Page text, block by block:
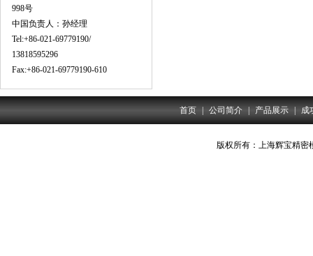
998号
中国负责人：孙经理
Tel:+86-021-69779190/
13818595296
Fax:+86-021-69779190-610
首页 公司简介 产品展示 成
版权所有：上海辉宝精密